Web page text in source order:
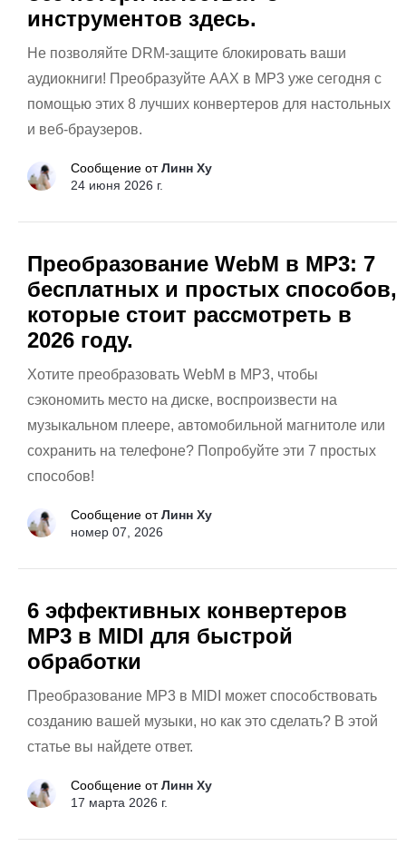
инструментов здесь.
Не позволяйте DRM-защите блокировать ваши
аудиокниги! Преобразуйте AAX в MP3 уже сегодня с
помощью этих 8 лучших конвертеров для настольных
и веб-браузеров.
Сообщение отЛинн Ху
24 июня 2026 г.
Преобразование WebM в MP3: 7
бесплатных и простых способов,
которые стоит рассмотреть в
2026 году.
Хотите преобразовать WebM в MP3, чтобы
сэкономить место на диске, воспроизвести на
музыкальном плеере, автомобильной магнитоле или
сохранить на телефоне? Попробуйте эти 7 простых
способов!
Сообщение отЛинн Ху
номер 07, 2026
6 эффективных конвертеров
MP3 в MIDI для быстрой
обработки
Преобразование MP3 в MIDI может способствовать
созданию вашей музыки, но как это сделать? В этой
статье вы найдете ответ.
Сообщение отЛинн Ху
17 марта 2026 г.